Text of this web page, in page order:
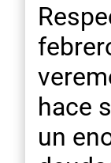
hace
un